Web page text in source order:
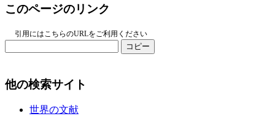
このページのリンク
引用にはこちらのURLをご利用ください
コピー
他の検索サイト
世界の文献